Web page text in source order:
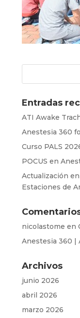
Entradas
ATI Awake
Anestesia 360
Curso PALS
POCUS en
Actualización
Estaciones de
nicolastome en
Anestesia 360 |
Archivos
junio 2026
abril 2026
marzo 2026